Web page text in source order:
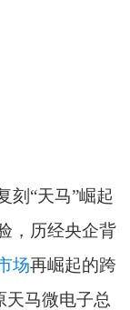
刻“天马”崛起
，历经央企背
场再崛起的跨
天马微电子总